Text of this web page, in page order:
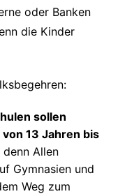
oder Banken
die Kinder
sollen
13 Jahren bis
denn Allen
Gymnasien und
Weg zum